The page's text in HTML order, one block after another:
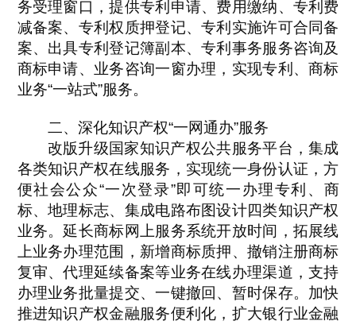
务受理窗口，提供专利申请、费用缴纳、专利费
减备案、专利权质押登记、专利实施许可合同备
案、出具专利登记簿副本、专利事务服务咨询及
商标申请、业务咨询一窗办理，实现专利、商标
业务“一站式”服务。
二、深化知识产权“一网通办”服务
改版升级国家知识产权公共服务平台，集成
各类知识产权在线服务，实现统一身份认证，方
便社会公众“一次登录”即可统一办理专利、商
标、地理标志、集成电路布图设计四类知识产权
业务。延长商标网上服务系统开放时间，拓展线
上业务办理范围，新增商标质押、撤销注册商标
复审、代理延续备案等业务在线办理渠道，支持
办理业务批量提交、一键撤回、暂时保存。加快
推进知识产权金融服务便利化，扩大银行业金融